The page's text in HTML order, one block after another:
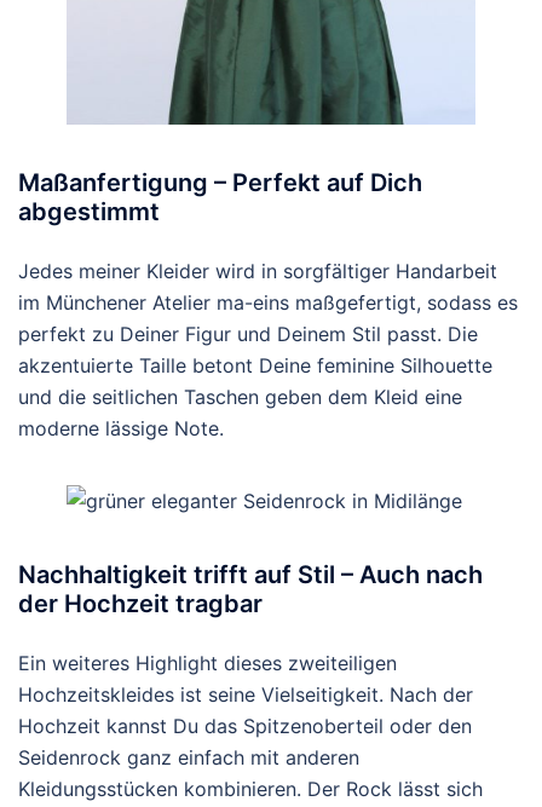
Maßanfertigung – Perfekt auf Dich
abgestimmt
Jedes meiner Kleider wird in sorgfältiger Handarbeit
im Münchener Atelier ma-eins maßgefertigt, sodass es
perfekt zu Deiner Figur und Deinem Stil passt. Die
akzentuierte Taille betont Deine feminine Silhouette
und die seitlichen Taschen geben dem Kleid eine
moderne lässige Note.
Nachhaltigkeit trifft auf Stil – Auch nach
der Hochzeit tragbar
Ein weiteres Highlight dieses zweiteiligen
Hochzeitskleides ist seine Vielseitigkeit. Nach der
Hochzeit kannst Du das Spitzenoberteil oder den
Seidenrock ganz einfach mit anderen
Kleidungsstücken kombinieren. Der Rock lässt sich